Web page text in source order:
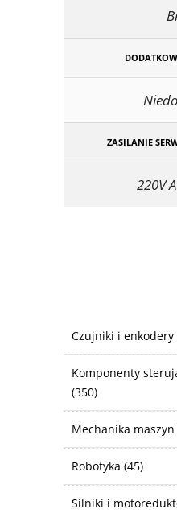
Czujniki i enkodery
Komponenty
(350)
Mechanika maszyn
Robotyka (45)
Silniki i
ZASILANIE
220V